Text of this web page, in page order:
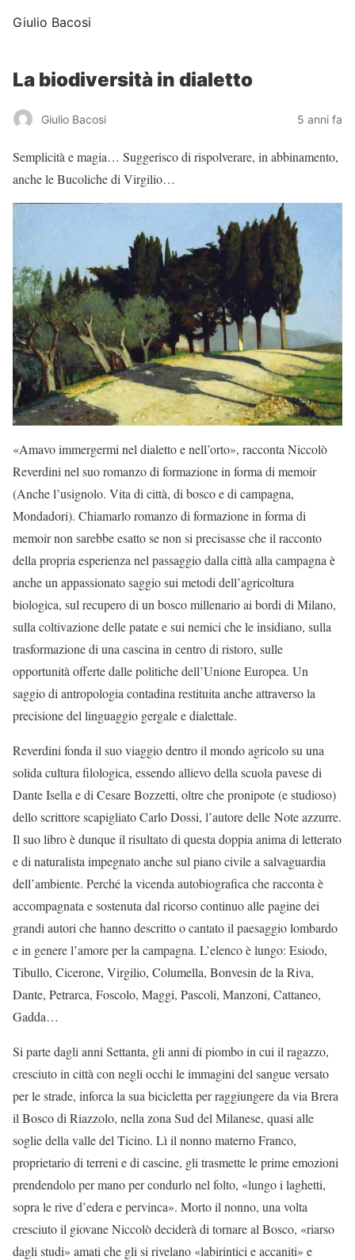
Giulio Bacosi
La biodiversità in dialetto
Giulio Bacosi 5 anni fa
Semplicità e magia… Suggerisco di rispolverare, in abbinamento,
anche le Bucoliche di Virgilio…
«Amavo immergermi nel dialetto e nell’orto», racconta Niccolò
Reverdini nel suo romanzo di formazione in forma di memoir
(Anche l’usignolo. Vita di città, di bosco e di campagna,
Mondadori). Chiamarlo romanzo di formazione in forma di
memoir non sarebbe esatto se non si precisasse che il racconto
della propria esperienza nel passaggio dalla città alla campagna è
anche un appassionato saggio sui metodi dell’agricoltura
biologica, sul recupero di un bosco millenario ai bordi di Milano,
sulla coltivazione delle patate e sui nemici che le insidiano, sulla
trasformazione di una cascina in centro di ristoro, sulle
opportunità offerte dalle politiche dell’Unione Europea. Un
saggio di antropologia contadina restituita anche attraverso la
precisione del linguaggio gergale e dialettale.
Reverdini fonda il suo viaggio dentro il mondo agricolo su una
solida cultura filologica, essendo allievo della scuola pavese di
Dante Isella e di Cesare Bozzetti, oltre che pronipote (e studioso)
dello scrittore scapigliato Carlo Dossi, l’autore delle Note azzurre.
Il suo libro è dunque il risultato di questa doppia anima di letterato
e di naturalista impegnato anche sul piano civile a salvaguardia
dell’ambiente. Perché la vicenda autobiografica che racconta è
accompagnata e sostenuta dal ricorso continuo alle pagine dei
grandi autori che hanno descritto o cantato il paesaggio lombardo
e in genere l’amore per la campagna. L’elenco è lungo: Esiodo,
Tibullo, Cicerone, Virgilio, Columella, Bonvesin de la Riva,
Dante, Petrarca, Foscolo, Maggi, Pascoli, Manzoni, Cattaneo,
Gadda…
Si parte dagli anni Settanta, gli anni di piombo in cui il ragazzo,
cresciuto in città con negli occhi le immagini del sangue versato
per le strade, inforca la sua bicicletta per raggiungere da via Brera
il Bosco di Riazzolo, nella zona Sud del Milanese, quasi alle
soglie della valle del Ticino. Lì il nonno materno Franco,
proprietario di terreni e di cascine, gli trasmette le prime emozioni
prendendolo per mano per condurlo nel folto, «lungo i laghetti,
sopra le rive d’edera e pervinca». Morto il nonno, una volta
cresciuto il giovane Niccolò deciderà di tornare al Bosco, «riarso
dagli studi» amati che gli si rivelano «labirintici e accaniti» e